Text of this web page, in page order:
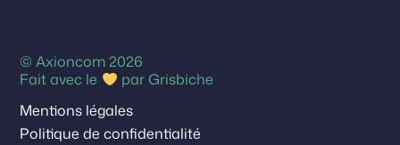
© Axioncom 2026
Fait avec le
parGrisbiche
Mentions légales
Politique de confidentialité